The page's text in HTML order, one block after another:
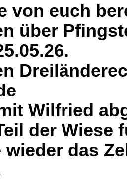
von euch
über
Wilfried
der Wiese
wieder das